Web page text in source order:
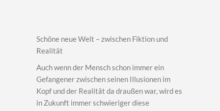
Schöne neue Welt – zwischen Fiktion und
Realität
Auch wenn der Mensch schon immer ein
Gefangener zwischen seinen Illusionen im
Kopf und der Realität da draußen war, wird es
in Zukunft immer schwieriger diese